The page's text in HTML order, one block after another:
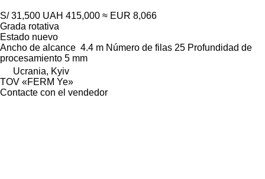
S/ 31,500 UAH 415,000 ≈ EUR 8,066
Grada rotativa
Estado nuevo
Ancho de alcance 4.4 m Número de filas 25 Profundidad de
procesamiento 5 mm
Ucrania, Kyiv
TOV «FERM Ye»
Contacte con el vendedor